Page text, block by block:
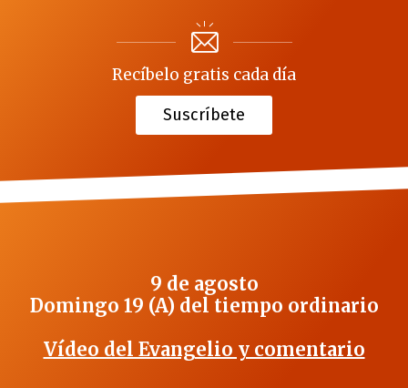
Recíbelo gratis cada día
Suscríbete
9 de agosto
Domingo 19 (A) del tiempo ordinario
Vídeo del Evangelio y comentario